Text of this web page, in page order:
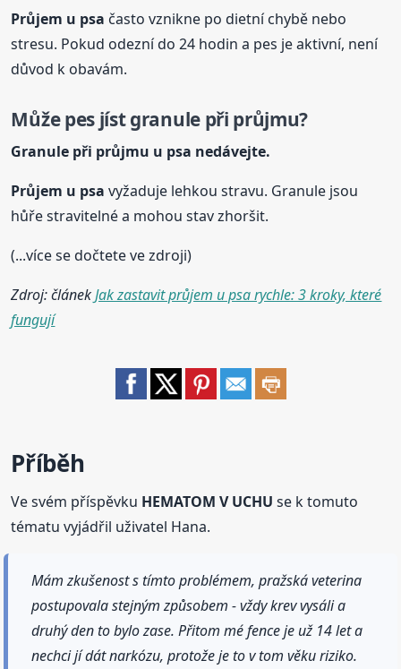
Průjem u psa často vznikne po dietní chybě nebo
stresu. Pokud odezní do 24 hodin a pes je aktivní, není
důvod k obavám.
Může pes jíst granule při průjmu?
Granule při průjmu u psa nedávejte.
Průjem u psa vyžaduje lehkou stravu. Granule jsou
hůře stravitelné a mohou stav zhoršit.
(...více se dočtete ve zdroji)
Zdroj: článekJak zastavit průjem u psa rychle: 3 kroky, které
fungují
Příběh
Ve svém příspěvku HEMATOM V UCHU se k tomuto
tématu vyjádřil uživatel Hana.
Mám zkušenost s tímto problémem, pražská veterina
postupovala stejným způsobem - vždy krev vysáli a
druhý den to bylo zase. Přitom mé fence je už 14 let a
nechci jí dát narkózu, protože je to v tom věku riziko.